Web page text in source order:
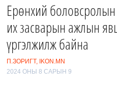
Ерөнхий боловсролын
их засварын ажлын
үргэлжилж байна
П.ЗОРИГТ, IKON.MN
2024 ОНЫ 8 САРЫН 9